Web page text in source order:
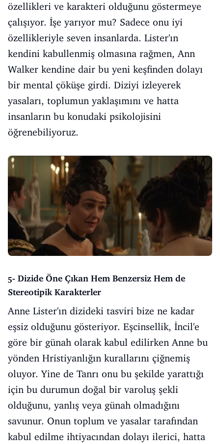
özellikleri ve karakteri olduğunu göstermeye
çalışıyor. İşe yarıyor mu? Sadece onu iyi
özellikleriyle seven insanlarda. Lister'ın
kendini kabullenmiş olmasına rağmen, Ann
Walker kendine dair bu yeni keşfinden dolayı
bir mental çöküşe girdi. Diziyi izleyerek
yasaları, toplumun yaklaşımını ve hatta
insanların bu konudaki psikolojisini
öğrenebiliyoruz.
5- Dizide Öne Çıkan Hem Benzersiz Hem de
Stereotipik Karakterler
Anne Lister'ın dizideki tasviri bize ne kadar
eşsiz olduğunu gösteriyor. Eşcinsellik, İncil'e
göre bir günah olarak kabul edilirken Anne bu
yönden Hristiyanlığın kurallarını çiğnemiş
oluyor. Yine de Tanrı onu bu şekilde yarattığı
için bu durumun doğal bir varoluş şekli
olduğunu, yanlış veya günah olmadığını
savunur. Onun toplum ve yasalar tarafından
kabul edilme ihtiyacından dolayı ilerici, hatta